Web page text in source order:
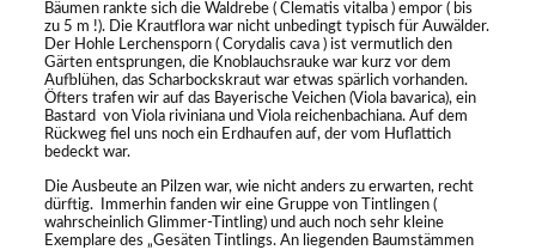
Bäumen rankte sich die Waldrebe ( Clematis vitalba ) empor ( bis
zu 5 m !). Die Krautflora war nicht unbedingt typisch für Auwälder.
Der Hohle Lerchensporn ( Corydalis cava ) ist vermutlich den
Gärten entsprungen, die Knoblauchsrauke war kurz vor dem
Aufblühen, das Scharbockskraut war etwas spärlich vorhanden.
Öfters trafen wir auf das Bayerische Veichen (Viola bavarica), ein
Bastard von Viola riviniana und Viola reichenbachiana. Auf dem
Rückweg fiel uns noch ein Erdhaufen auf, der vom Huflattich
bedeckt war.
Die Ausbeute an Pilzen war, wie nicht anders zu erwarten, recht
dürftig. Immerhin fanden wir eine Gruppe von Tintlingen (
wahrscheinlich Glimmer-Tintling) und auch noch sehr kleine
Exemplare des „Gesäten Tintlings. An liegenden Baumstämmen